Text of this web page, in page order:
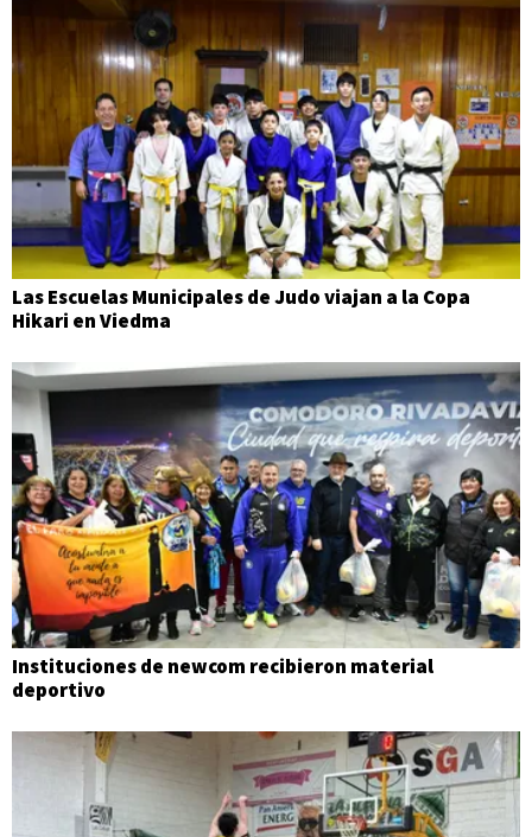
Las Escuelas Municipales de Judo viajan a la Copa
Hikari en Viedma
Instituciones de newcom recibieron material
deportivo